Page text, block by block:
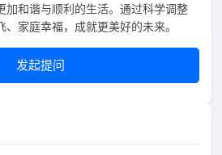
加和谐与顺利的生活。通过科学调整
家庭幸福，成就更美好的未来。
发起提问